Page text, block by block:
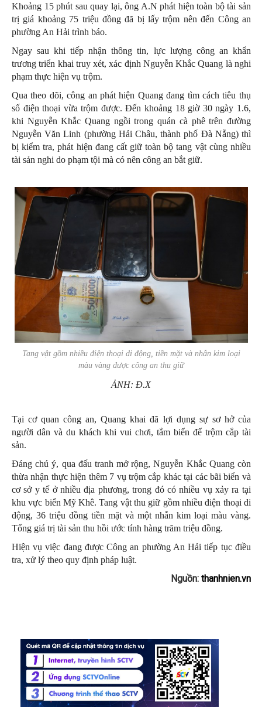
Khoảng 15 phút sau quay lại, ông A.N phát hiện toàn bộ tài sản
trị giá khoảng 75 triệu đồng đã bị lấy trộm nên đến Công an
phường An Hải trình báo.
Ngay sau khi tiếp nhận thông tin, lực lượng công an khẩn
trương triển khai truy xét, xác định Nguyễn Khắc Quang là nghi
phạm thực hiện vụ trộm.
Qua theo dõi, công an phát hiện Quang đang tìm cách tiêu thụ
số điện thoại vừa trộm được. Đến khoảng 18 giờ 30 ngày 1.6,
khi Nguyễn Khắc Quang ngồi trong quán cà phê trên đường
Nguyễn Văn Linh (phường Hải Châu, thành phố Đà Nẵng) thì
bị kiểm tra, phát hiện đang cất giữ toàn bộ tang vật cùng nhiều
tài sản nghi do phạm tội mà có nên công an bắt giữ.
Tang vật gồm nhiều điện thoại di động, tiền mặt và nhẫn kim loại
màu vàng được công an thu giữ
ẢNH: Đ.X
Tại cơ quan công an, Quang khai đã lợi dụng sự sơ hở của
người dân và du khách khi vui chơi, tắm biển để trộm cắp tài
sản.
Đáng chú ý, qua đấu tranh mở rộng, Nguyễn Khắc Quang còn
thừa nhận thực hiện thêm 7 vụ trộm cắp khác tại các bãi biển và
cơ sở y tế ở nhiều địa phương, trong đó có nhiều vụ xảy ra tại
khu vực biển Mỹ Khê. Tang vật thu giữ gồm nhiều điện thoại di
động, 36 triệu đồng tiền mặt và một nhẫn kim loại màu vàng.
Tổng giá trị tài sản thu hồi ước tính hàng trăm triệu đồng.
Hiện vụ việc đang được Công an phường An Hải tiếp tục điều
tra, xử lý theo quy định pháp luật.
Nguồn: thanhnien.vn